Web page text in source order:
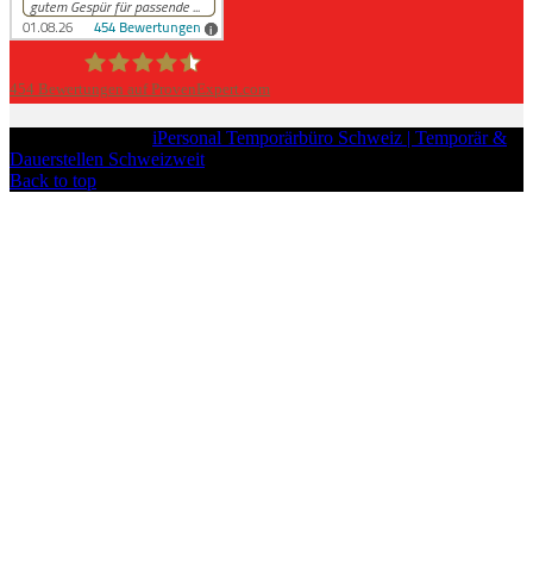
iPersonal
454 Bewertungen auf ProvenExpert.com
iPersonal Temporärbüro Schweiz | Temporär &
Dauerstellen Schweizweit
Back to top